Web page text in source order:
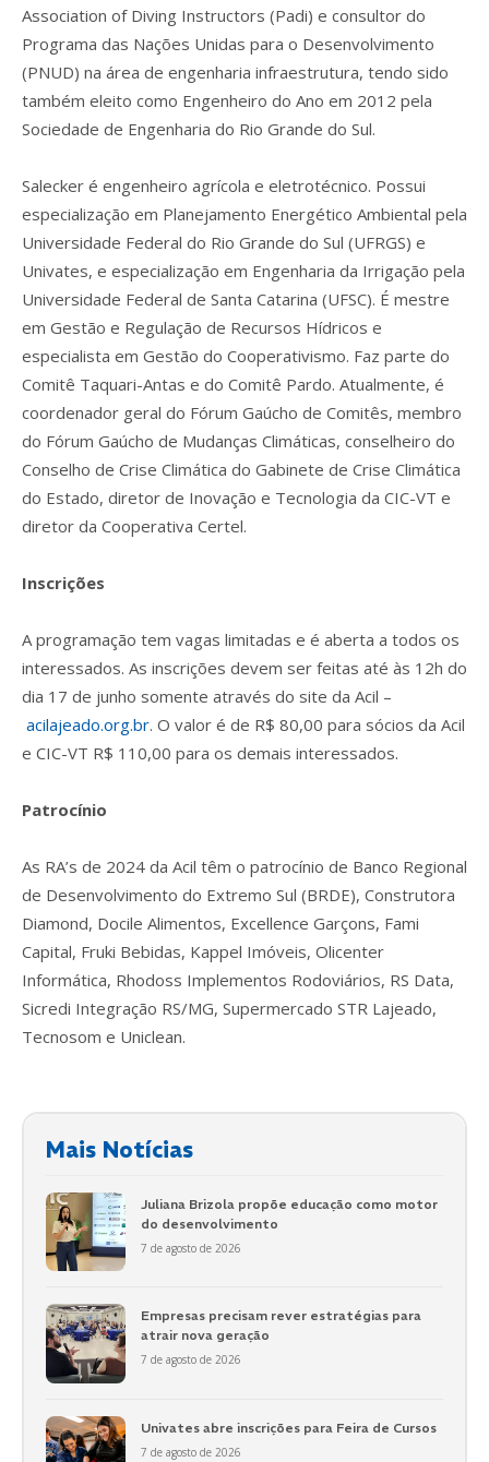
Association of Diving Instructors (Padi) e consultor do
Programa das Nações Unidas para o Desenvolvimento
(PNUD) na área de engenharia infraestrutura, tendo sido
também eleito como Engenheiro do Ano em 2012 pela
Sociedade de Engenharia do Rio Grande do Sul.
Salecker é engenheiro agrícola e eletrotécnico. Possui
especialização em Planejamento Energético Ambiental pela
Universidade Federal do Rio Grande do Sul (UFRGS) e
Univates, e especialização em Engenharia da Irrigação pela
Universidade Federal de Santa Catarina (UFSC). É mestre
em Gestão e Regulação de Recursos Hídricos e
especialista em Gestão do Cooperativismo. Faz parte do
Comitê Taquari-Antas e do Comitê Pardo. Atualmente, é
coordenador geral do Fórum Gaúcho de Comitês, membro
do Fórum Gaúcho de Mudanças Climáticas, conselheiro do
Conselho de Crise Climática do Gabinete de Crise Climática
do Estado, diretor de Inovação e Tecnologia da CIC-VT e
diretor da Cooperativa Certel.
Inscrições
A programação tem vagas limitadas e é aberta a todos os
interessados. As inscrições devem ser feitas até às 12h do
dia 17 de junho somente através do site da Acil –
acilajeado.org.br. O valor é de R$ 80,00 para sócios da Acil
e CIC-VT R$ 110,00 para os demais interessados.
Patrocínio
As RA’s de 2024 da Acil têm o patrocínio de Banco Regional
de Desenvolvimento do Extremo Sul (BRDE), Construtora
Diamond, Docile Alimentos, Excellence Garçons, Fami
Capital, Fruki Bebidas, Kappel Imóveis, Olicenter
Informática, Rhodoss Implementos Rodoviários, RS Data,
Sicredi Integração RS/MG, Supermercado STR Lajeado,
Tecnosom e Uniclean.
Mais Notícias
Juliana Brizola propõe educação como motor
do desenvolvimento
7 de agosto de 2026
Empresas precisam rever estratégias para
atrair nova geração
7 de agosto de 2026
Univates abre inscrições para Feira de Cursos
7 de agosto de 2026